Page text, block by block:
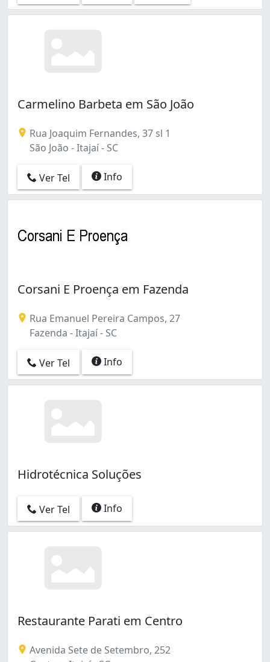
Carmelino Barbeta em São João
Rua Joaquim Fernandes, 37 sl 1
São João - Itajaí - SC
Ver Tel Info
Corsani E Proença em Fazenda
Rua Emanuel Pereira Campos, 27
Fazenda - Itajaí - SC
Ver Tel Info
Hidrotécnica Soluções
Ver Tel Info
Restaurante Parati em Centro
Avenida Sete de Setembro, 252